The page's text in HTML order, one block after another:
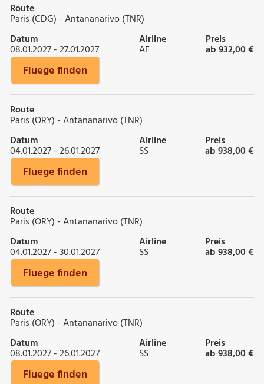
Route
Paris (CDG) - Antananarivo (TNR)
Datum
08.01.2027 - 27.01.2027
Airline
AF
Preis
ab 932,00 €
Fluege finden
Route
Paris (ORY) - Antananarivo (TNR)
Datum
04.01.2027 - 26.01.2027
Airline
SS
Preis
ab 938,00 €
Fluege finden
Route
Paris (ORY) - Antananarivo (TNR)
Datum
04.01.2027 - 30.01.2027
Airline
SS
Preis
ab 938,00 €
Fluege finden
Route
Paris (ORY) - Antananarivo (TNR)
Datum
08.01.2027 - 26.01.2027
Airline
SS
Preis
ab 938,00 €
Fluege finden